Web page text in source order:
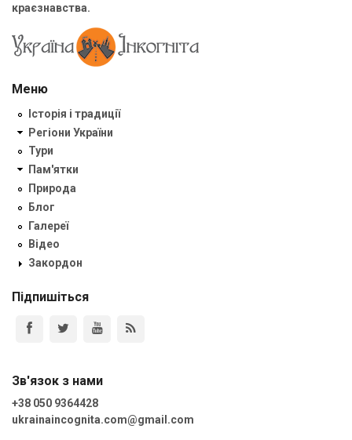
краєзнавства.
Меню
Історія і традиції
Регіони України
Тури
Пам'ятки
Природа
Блог
Галереї
Відео
Закордон
Підпишіться
Зв'язок з нами
+38 050 9364428
ukrainaincognita.com@gmail.com